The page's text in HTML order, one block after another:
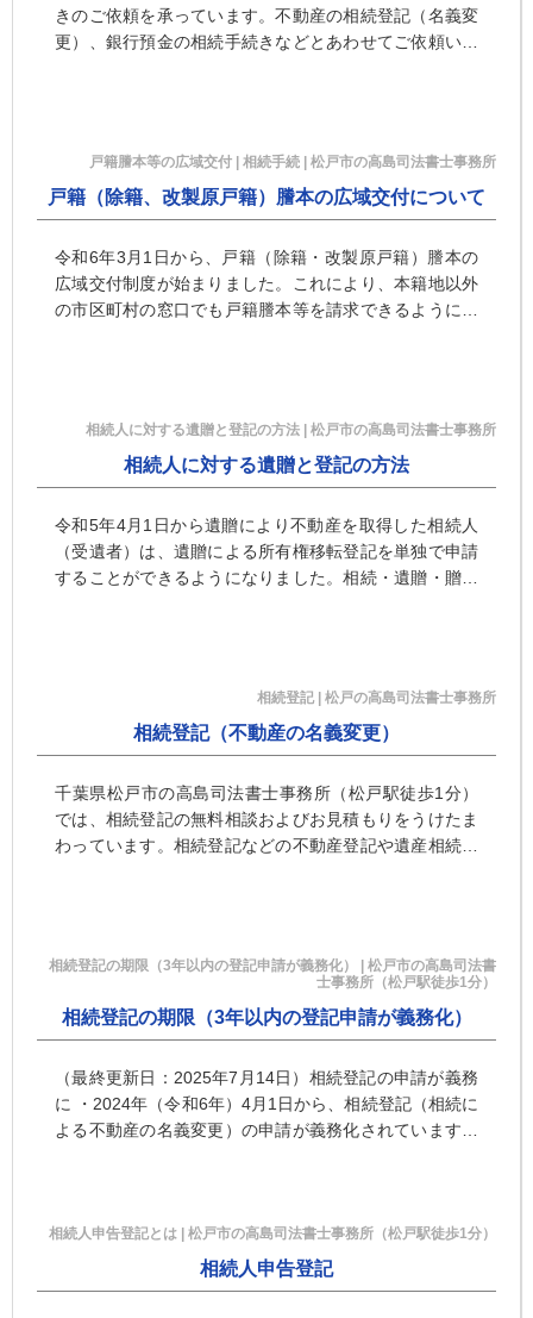
きのご依頼を承っています。不動産の相続登記（名義変
更）、銀行預金の相続手続きなどとあわせてご依頼いた
戸籍謄本等の広域交付 | 相続手続 | 松戸市の高島司法書士事務所
戸籍（除籍、改製原戸籍）謄本の広域交付について
令和6年3月1日から、戸籍（除籍・改製原戸籍）謄本の
広域交付制度が始まりました。これにより、本籍地以外
の市区町村の窓口でも戸籍謄本等を請求できるようにな
相続人に対する遺贈と登記の方法 | 松戸市の高島司法書士事務所
相続人に対する遺贈と登記の方法
令和5年4月1日から遺贈により不動産を取得した相続人
（受遺者）は、遺贈による所有権移転登記を単独で申請
することができるようになりました。相続・遺贈・贈与
相続登記 | 松戸の高島司法書士事務所
相続登記（不動産の名義変更）
千葉県松戸市の高島司法書士事務所（松戸駅徒歩1分）
では、相続登記の無料相談およびお見積もりをうけたま
わっています。相続登記などの不動産登記や遺産相続手
相続登記の期限（3年以内の登記申請が義務化） | 松戸市の高島司法書
士事務所（松戸駅徒歩1分）
相続登記の期限（3年以内の登記申請が義務化）
（最終更新日：2025年7月14日）相続登記の申請が義務
に ・2024年（令和6年）4月1日から、相続登記（相続に
よる不動産の名義変更）の申請が義務化されています。
相続人申告登記とは | 松戸市の高島司法書士事務所（松戸駅徒歩1分）
相続人申告登記